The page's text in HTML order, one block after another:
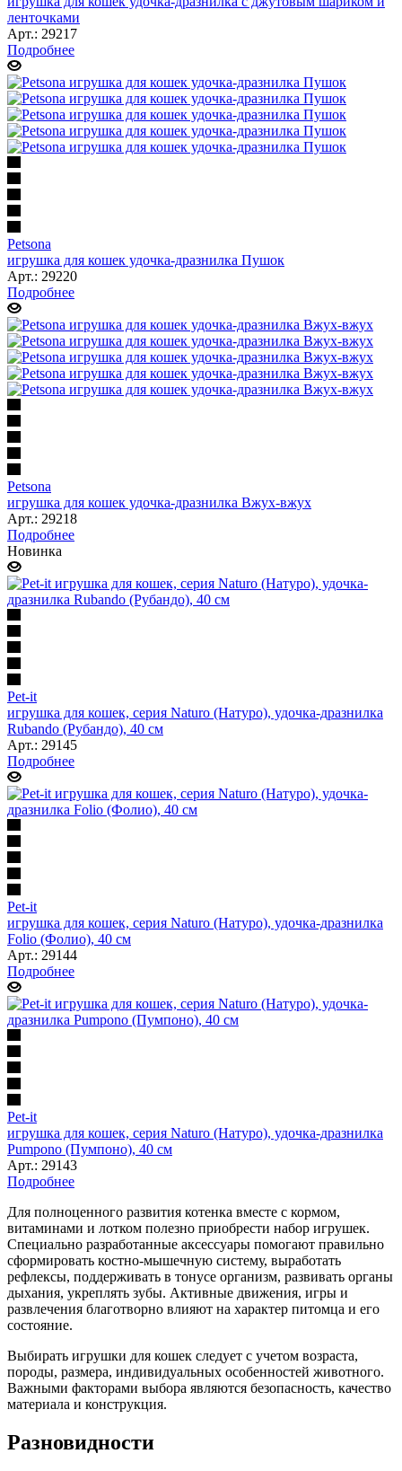
ленточками
Арт.: 29217
Подробнее
Petsona
игрушка для кошек удочка-дразнилка Пушок
Арт.: 29220
Подробнее
Petsona
игрушка для кошек удочка-дразнилка Вжух-вжух
Арт.: 29218
Подробнее
Новинка
Pet-it
игрушка для кошек, серия Naturo (Натуро), удочка-дразнилка
Rubando (Рубандо), 40 см
Арт.: 29145
Подробнее
Pet-it
игрушка для кошек, серия Naturo (Натуро), удочка-дразнилка
Folio (Фолио), 40 см
Арт.: 29144
Подробнее
Pet-it
игрушка для кошек, серия Naturo (Натуро), удочка-дразнилка
Pumpono (Пумпоно), 40 см
Арт.: 29143
Подробнее
Для полноценного развития котенка вместе с кормом,
витаминами и лотком полезно приобрести набор игрушек.
Специально разработанные аксессуары помогают правильно
сформировать костно-мышечную систему, выработать
рефлексы, поддерживать в тонусе организм, развивать органы
дыхания, укреплять зубы. Активные движения, игры и
развлечения благотворно влияют на характер питомца и его
состояние.
Выбирать игрушки для кошек следует с учетом возраста,
породы, размера, индивидуальных особенностей животного.
Важными факторами выбора являются безопасность, качество
материала и конструкция.
Разновидности